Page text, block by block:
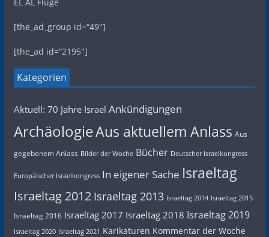
[the_ad_group id=“49″]
[the_ad id=“2195″]
Kategorien
Aktuell: 70 Jahre Israel Ankündigungen
ArchäologieAus aktuellem Anlass Aus
gegebenem Anlass Bilder der Woche Bücher Deutscher Israelkongress
Europäischer Israelkongress In eigener Sache Israeltag
Israeltag 2012 Israeltag 2013 Israeltag 2014 Israeltag 2015
Israeltag 2016 Israeltag 2017 Israeltag 2018 Israeltag 2019
Israeltag 2020 Israeltag 2021 Karikaturen Kommentar der Woche